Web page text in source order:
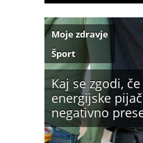
Kaj se zgodi,
energijske
negativno
Moje zdravje
Šport